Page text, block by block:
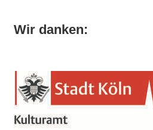
Wir danken: